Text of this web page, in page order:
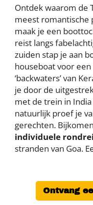
Ontdek waarom de
meest romantische
maak je een
reist langs
zuiden stap je aan
houseboat voor
‘backwaters’ van
je door de
met de trein in India
natuurlijk proef je
gerechten.
individuele
stranden van Goa.
Ontvang